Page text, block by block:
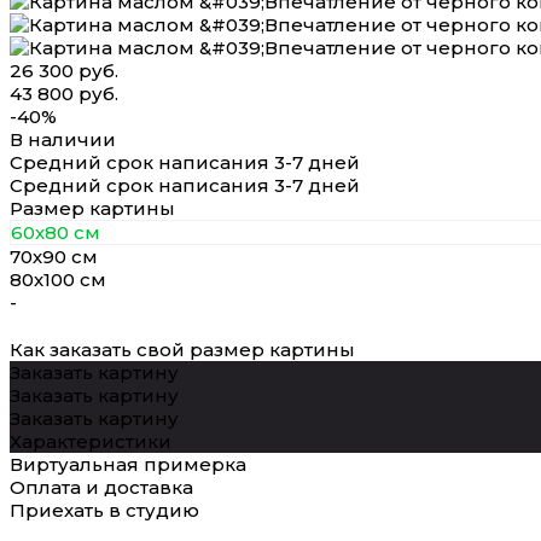
26 300 руб.
43 800 руб.
-40%
В наличии
Средний срок написания 3-7 дней
Средний срок написания 3-7 дней
Размер картины
60х80 см
70х90 см
80х100 см
-
Как заказать свой размер картины
Заказать картину
Заказать картину
Заказать картину
Характеристики
Виртуальная примерка
Оплата и доставка
Приехать в студию